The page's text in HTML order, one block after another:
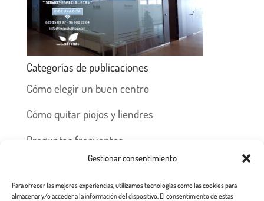
Gestionar consentimiento
Para ofrecer las mejores experiencias, utilizamos tecnologías como las cookies para
almacenar y/o acceder a la información del dispositivo. El consentimiento de estas
Categorías de publicaciones
Cómo elegir un buen centro
Cómo quitar piojos y liendres
Preguntas frecuentes
Los piojos y su historia
Prevención y recomendaciones